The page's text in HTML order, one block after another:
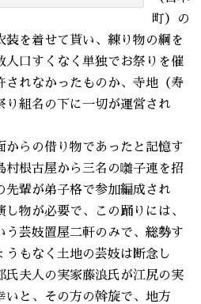
町）の
装を着せて貰い、練り物の綱を
人口すくなく単独でお祭りを催
されなかったものか、寺地（寿
組名の下に一切が運営され
からの借り物であったと記憶す
村根古屋から三名の囃子連を招
先輩が弟子格で参加編成され
物が必要で、この踊りには、
う芸妓置屋二軒のみで、総勢す
うもなく土地の芸妓は断念し
氏夫人の実家藤浪氏が江尻の実
いと、その方の斡旋で、地方